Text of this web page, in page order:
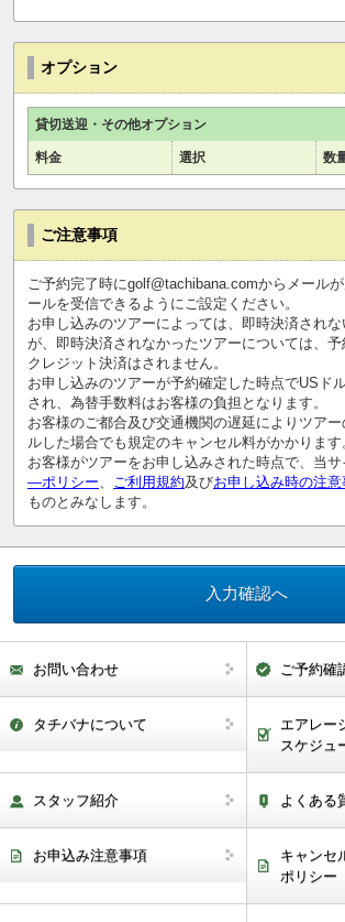
オプション
貸切送迎・その他オプション
料金 選択 数
ご注意事項
ご予約完了時にgolf@tachibana.comからメール
ールを受信できるようにご設定ください。
お申し込みのツアーによっては、即時決済され
が、即時決済されなかったツアーについては、
クレジット決済はされません。
お申し込みのツアーが予約確定した時点でUSド
され、為替手数料はお客様の負担となります。
お客様のご都合及び交通機関の遅延によりツア
ルした場合でも規定のキャンセル料がかかります
お客様がツアーをお申し込みされた時点で、当
―ポリシー
ご利用規約及びお申し込み時の注意
ものとみなします。
お問い合わせ ご予約確
タチバナについて
エアレー
スケジュ
スタッフ紹介 よくある
お申込み注意事項
キャンセ
ポリシー